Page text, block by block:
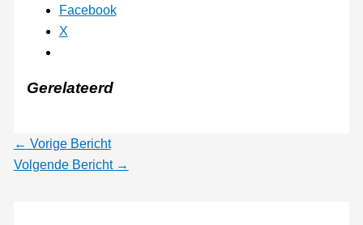
Facebook
X
Gerelateerd
← Vorige Bericht
Volgende Bericht →